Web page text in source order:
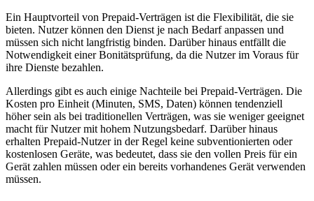
Ein Hauptvorteil von Prepaid-Verträgen ist die Flexibilität, die sie
bieten. Nutzer können den Dienst je nach Bedarf anpassen und
müssen sich nicht langfristig binden. Darüber hinaus entfällt die
Notwendigkeit einer Bonitätsprüfung, da die Nutzer im Voraus für
ihre Dienste bezahlen.
Allerdings gibt es auch einige Nachteile bei Prepaid-Verträgen. Die
Kosten pro Einheit (Minuten, SMS, Daten) können tendenziell
höher sein als bei traditionellen Verträgen, was sie weniger geeignet
macht für Nutzer mit hohem Nutzungsbedarf. Darüber hinaus
erhalten Prepaid-Nutzer in der Regel keine subventionierten oder
kostenlosen Geräte, was bedeutet, dass sie den vollen Preis für ein
Gerät zahlen müssen oder ein bereits vorhandenes Gerät verwenden
müssen.